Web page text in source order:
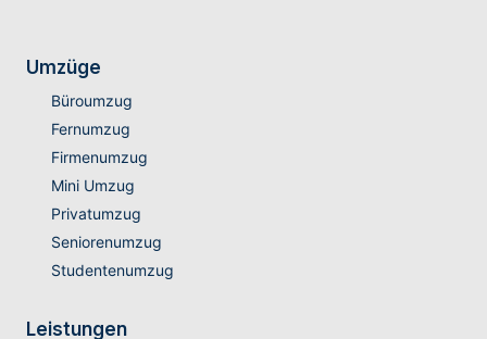
Umzüge
Büroumzug
Fernumzug
Firmenumzug
Mini Umzug
Privatumzug
Seniorenumzug
Studentenumzug
Leistungen